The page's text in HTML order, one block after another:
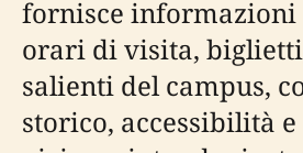
fornisce informazioni
orari di visita,
salienti del campus,
storico, accessibilità